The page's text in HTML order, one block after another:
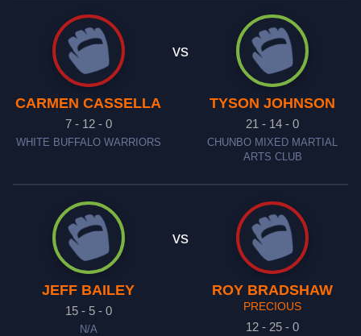
CARMEN CASSELLA
7 - 12 - 0
WHITE BUFFALO WARRIORS
vs
TYSON JOHNSON
21 - 14 - 0
CHUNBO MIXED MARTIAL
ARTS CLUB
JEFF BAILEY
15 - 5 - 0
N/A
vs
ROY BRADSHAW
PRECIOUS
12 - 25 - 0